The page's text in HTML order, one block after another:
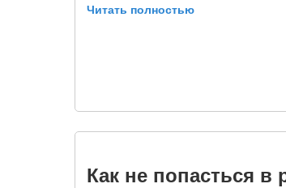
Читать полностью
Как не попасться